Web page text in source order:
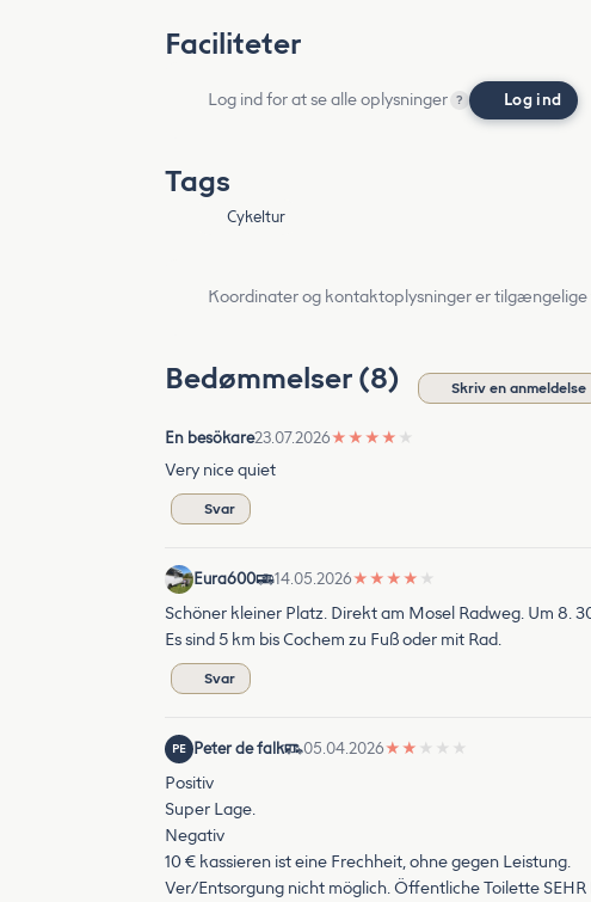
Faciliteter
Log ind for at se alle oplysninger ? Log ind
Tags
Cykeltur
Koordinater og kontaktoplysninger er
Bedømmelser (8) Skriv en anmeldelse
En besökare23.07.2026★ ★ ★ ★ ★
Very nice quiet
Svar
Eura600 14.05.2026★ ★ ★ ★ ★
Schöner kleiner Platz. Direkt am Mosel Radweg. Um 8.
Es sind 5 km bis Cochem zu Fuß oder mit Rad.
Svar
PE Peter de falk 05.04.2026★ ★ ★ ★ ★
Positiv
Super Lage.
Negativ
10 € kassieren ist eine Frechheit, ohne gegen Leistung.
Ver/Entsorgung nicht möglich. Öffentliche Toilette SEHR